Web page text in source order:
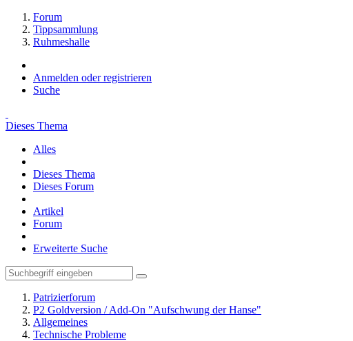
Forum
Tippsammlung
Ruhmeshalle
Anmelden oder registrieren
Suche
Dieses Thema
Alles
Dieses Thema
Dieses Forum
Artikel
Forum
Erweiterte Suche
Patrizierforum
P2 Goldversion / Add-On "Aufschwung der Hanse"
Allgemeines
Technische Probleme